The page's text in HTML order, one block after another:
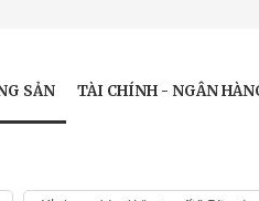
SẢN TÀI CHÍNH - NGÂN